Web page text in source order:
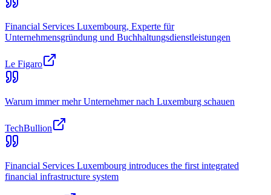
Financial Services Luxembourg, Experte für
Unternehmensgründung und Buchhaltungsdienstleistungen
Le Figaro
Warum immer mehr Unternehmer nach Luxemburg schauen
TechBullion
Financial Services Luxembourg introduces the first integrated
financial infrastructure system